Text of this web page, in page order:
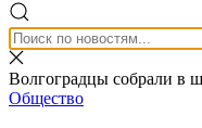
Волгоградцы собрали в
Общество